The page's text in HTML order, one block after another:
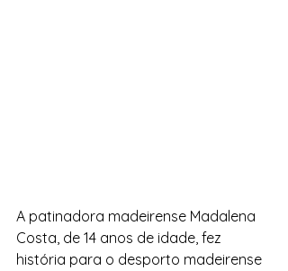
A patinadora madeirense Madalena
Costa, de 14 anos de idade, fez
história para o desporto madeirense